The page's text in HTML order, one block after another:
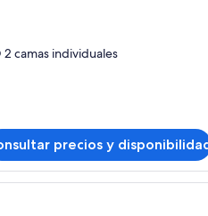
2 camas individuales
precios y